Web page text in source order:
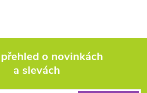
o novinkách
a slevách